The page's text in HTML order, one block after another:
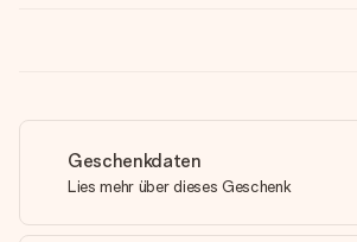
Geschenkdaten
Lies mehr über dieses Geschenk